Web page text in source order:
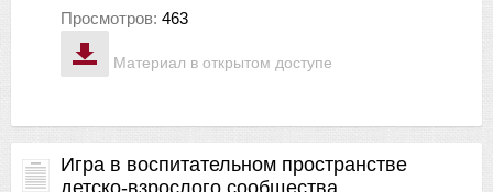
Материал в открытом доступе
Просмотров: 463
Игра в воспитательном пространстве
детско-взрослого сообщества